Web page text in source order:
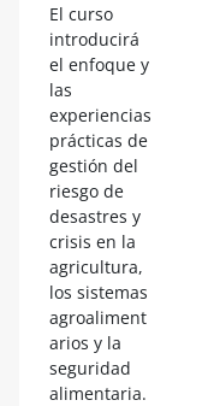
El curso
introducirá
el enfoque y
las
experiencias
prácticas de
gestión del
riesgo de
desastres y
crisis en la
agricultura,
los sistemas
agroaliment
arios y la
seguridad
alimentaria.